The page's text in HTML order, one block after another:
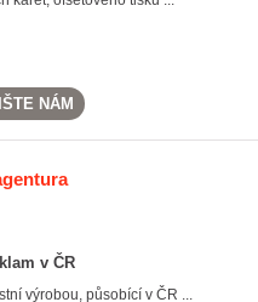
NÁM
v ČR
výrobou, působící v ČR ...